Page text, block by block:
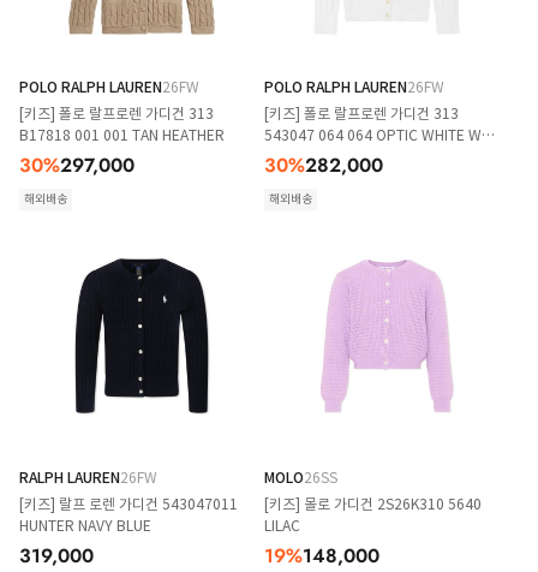
POLO RALPH LAUREN26FW
[키즈] 폴로 랄프로렌 가디건 313
B17818 001 001 TAN HEATHER
30%297,000
해외배송
POLO RALPH LAUREN26FW
[키즈] 폴로 랄프로렌 가디건 313
543047 064 064 OPTIC WHITE W
NAVY
30%282,000
해외배송
RALPH LAUREN26FW
[키즈] 랄프 로렌 가디건 543047011
HUNTER NAVY BLUE
319,000
MOLO26SS
[키즈] 몰로 가디건 2S26K310 5640
LILAC
19%148,000